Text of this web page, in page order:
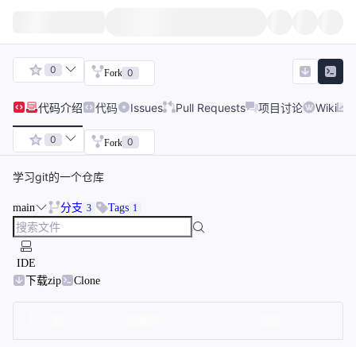
0 Fork 0
代码介绍 代码 Issues Pull Requests 项目讨论 Wiki
0 Fork 0
学习git的一个仓库
main 分支 3 Tags 1
IDE
下载zip
Clone